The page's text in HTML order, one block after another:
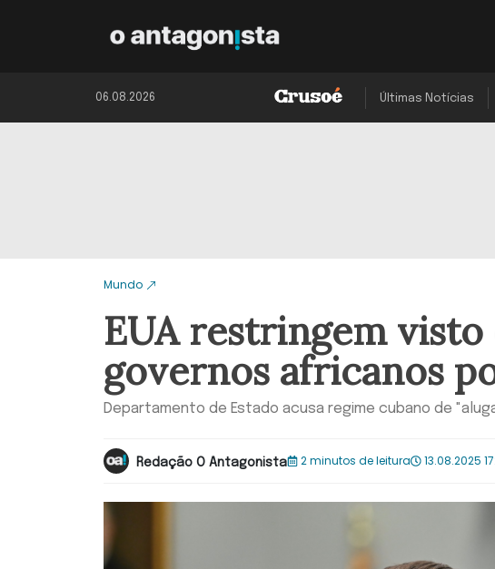
06.08.2026 Últimas Notícias
Mundo
EUA restringem
governos africanos
Departamento de Estado acusa regime cubano de
Redação O Antagonista 2 minutos de leitura 13.08.2025